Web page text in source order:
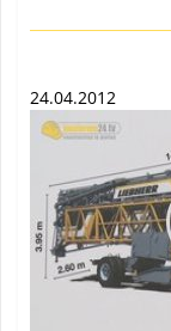
24.04.2012